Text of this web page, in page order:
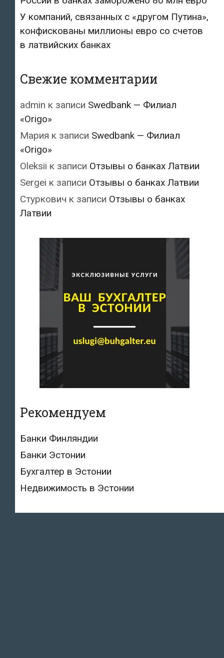
У компаний, связанных с «другом Путина»,
конфискованы миллионы евро со счетов
в латвийских банках
Свежие комментарии
admin к записи Swedbank — Филиал
«Origo»
Мария к записи Swedbank — Филиал
«Origo»
Oleksii к записи Отзывы о банках Латвии
Sergei к записи Отзывы о банках Латвии
Стуркович к записи Отзывы о банках
Латвии
Рекомендуем
Банки Финляндии
Банки Эстонии
Бухгалтер в Эстонии
Недвижимость в Эстонии